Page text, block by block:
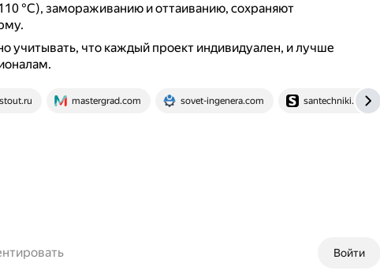
°С), замораживанию и оттаиванию, сохраняют
учитывать, что каждый проект индивидуален, и лучше
mastergrad.com sovet-ingenera.com santechniki.com
Войти